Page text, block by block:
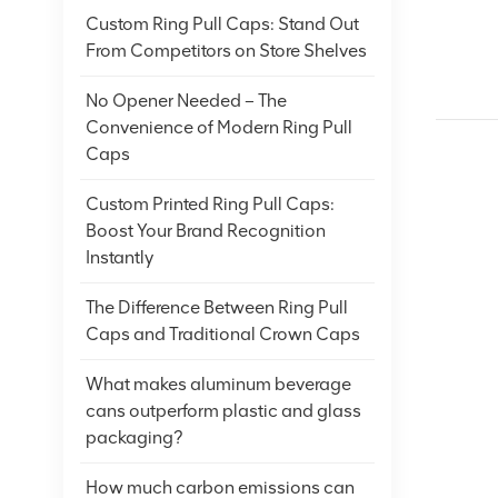
Custom Ring Pull Caps: Stand Out
From Competitors on Store Shelves
No Opener Needed – The
Convenience of Modern Ring Pull
Caps
Custom Printed Ring Pull Caps:
Boost Your Brand Recognition
Instantly
The Difference Between Ring Pull
Caps and Traditional Crown Caps
What makes aluminum beverage
cans outperform plastic and glass
packaging?
How much carbon emissions can